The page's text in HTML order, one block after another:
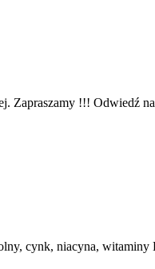
Zapraszamy !!! Odwiedź
cynk, niacyna,